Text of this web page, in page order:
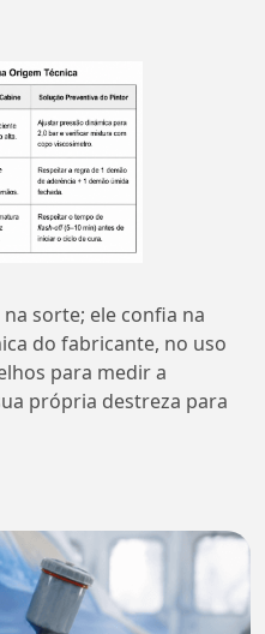
sorte; ele confia na
do fabricante, no uso
para medir a
própria destreza para